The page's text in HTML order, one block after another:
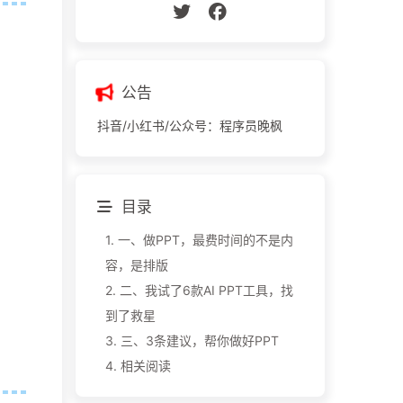
公告
抖音/小红书/公众号：程序员晚枫
目录
1. 一、做PPT，最费时间的不是内
容，是排版
2. 二、我试了6款AI PPT工具，找
到了救星
3. 三、3条建议，帮你做好PPT
4. 相关阅读